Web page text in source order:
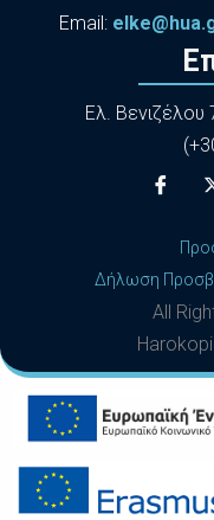
Εmail:
Ελ. Βενιζέλου
Δήλωση
All